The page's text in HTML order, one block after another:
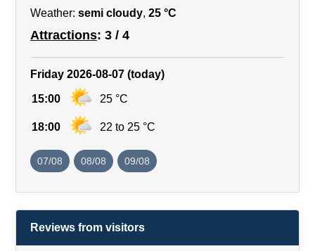
Weather: semi cloudy, 25 °C
Attractions: 3 / 4
Friday 2026-08-07 (today)
15:00 25 °C
18:00 22 to 25 °C
07/08 08/08 09/08
Reviews from visitors